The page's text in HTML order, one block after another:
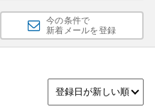
今の条件で
新着メールを登録